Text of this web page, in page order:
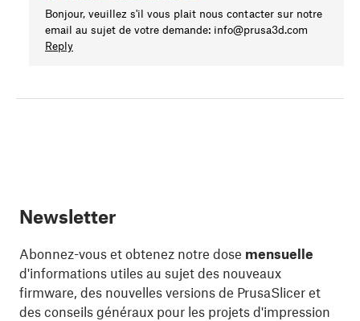
Bonjour, veuillez s'il vous plait nous contacter sur notre
email au sujet de votre demande: info@prusa3d.com
Reply
Newsletter
Abonnez-vous et obtenez notre dose mensuelle
d'informations utiles au sujet des nouveaux
firmware, des nouvelles versions de PrusaSlicer et
des conseils généraux pour les projets d'impression